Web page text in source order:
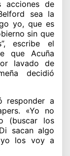
acciones de
sea la
yo, que es
sin que
escribe el
que Acuña
lavado de
decidió
responder a
«Yo no
(buscar los
sacan algo
los voy a